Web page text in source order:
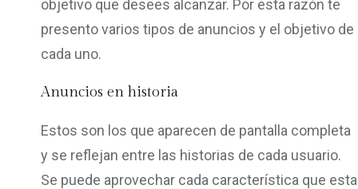
objetivo que desees alcanzar. Por esta razón te
presento varios tipos de anuncios y el objetivo de
cada uno.
Anuncios en historia
Estos son los que aparecen de pantalla completa
y se reflejan entre las historias de cada usuario.
Se puede aprovechar cada característica que esta